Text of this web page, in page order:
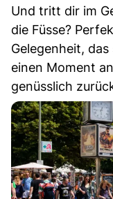
Und tritt dir im
die Füsse?
Gelegenheit,
einen Moment
genüsslich